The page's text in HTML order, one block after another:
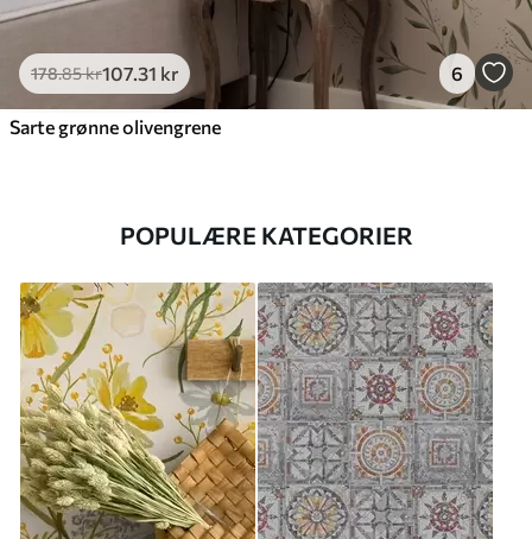
178.85kr107.31 kr 6
Sarte grønne olivengrene
POPULÆRE KATEGORIER